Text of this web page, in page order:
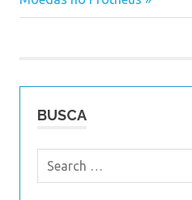
Post
BUSCA